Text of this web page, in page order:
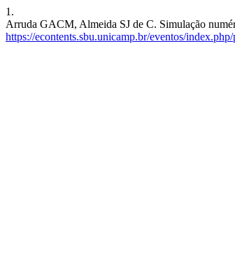
1.
Arruda GACM, Almeida SJ de C. Simulação
https://econtents.sbu.unicamp.br/eventos/